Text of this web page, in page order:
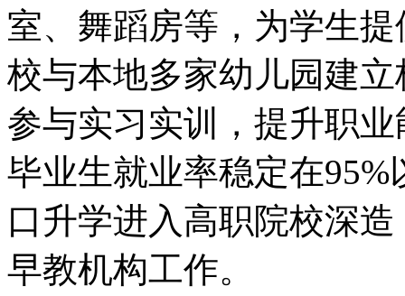
室、舞蹈房等，为学生
校与本地多家幼儿园建
参与实习实训，提升职
毕业生就业率稳定在
口升学进入高职院校深
早教机构工作。